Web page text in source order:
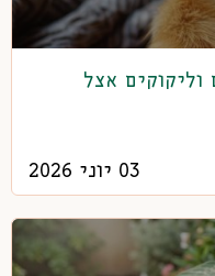
אצל
03 יוני 2026